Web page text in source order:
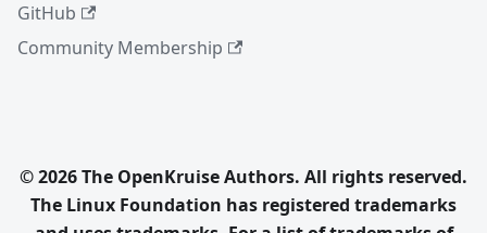
GitHub
Community Membership
© 2026 The OpenKruise Authors. All rights reserved.
The Linux Foundation has registered trademarks